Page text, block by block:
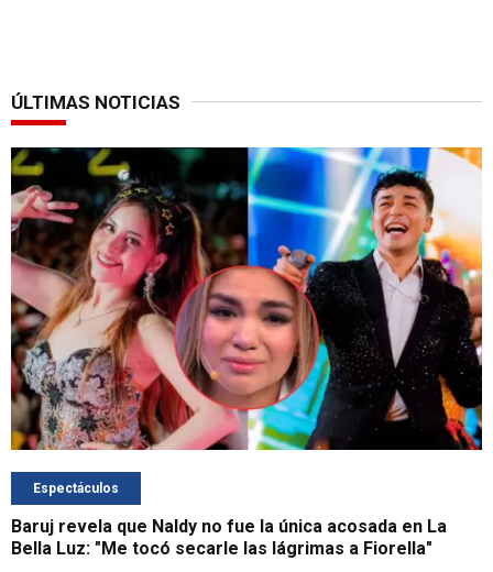
ÚLTIMAS NOTICIAS
Espectáculos
Baruj revela que Naldy no fue la única acosada en La
Bella Luz: "Me tocó secarle las lágrimas a Fiorella"